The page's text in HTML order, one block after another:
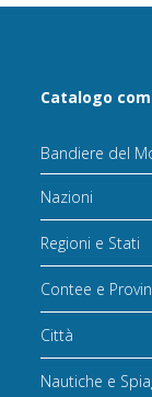
Catalogo
Bandiere del
Nazioni
Regioni e Stati
Contee e
Città
Nautiche e